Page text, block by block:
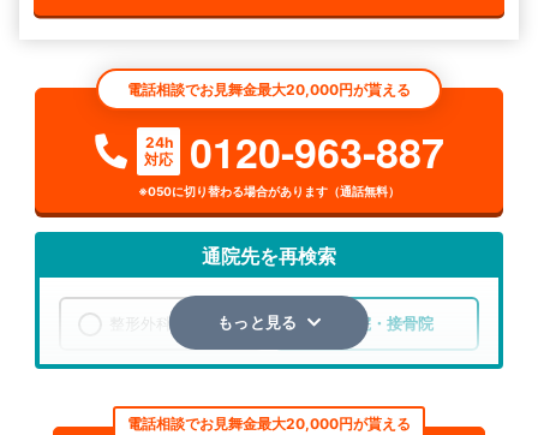
電話相談でお見舞金最大20,000円が貰える
24h
対応
0120-963-887
※050に切り替わる場合があります（通話無料）
通院先を再検索
整形外科 整骨院・接骨院
もっと見る
電話相談でお見舞金最大20,000円が貰える